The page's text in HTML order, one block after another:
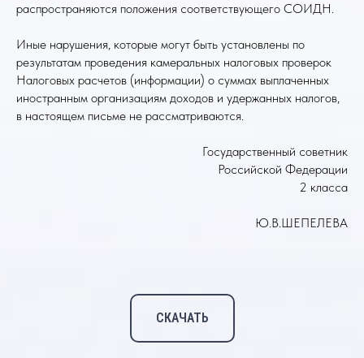
распространяются положения соответствующего СОИДН.
Иные нарушения, которые могут быть установлены по
результатам проведения камеральных налоговых проверок
Налоговых расчетов (информации) о суммах выплаченных
иностранным организациям доходов и удержанных налогов,
в настоящем письме не рассматриваются.
Государственный советник
Российской Федерации
2 класса
Ю.В.ШЕПЕЛЕВА
СКАЧАТЬ